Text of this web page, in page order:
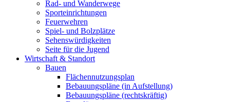
Rad- und Wanderwege
Sporteinrichtungen
Feuerwehren
Spiel- und Bolzplätze
Sehenswürdigkeiten
Seite für die Jugend
Wirtschaft & Standort
Bauen
Flächennutzungsplan
Bebauungspläne (in Aufstellung)
Bebauungspläne (rechtskräftig)